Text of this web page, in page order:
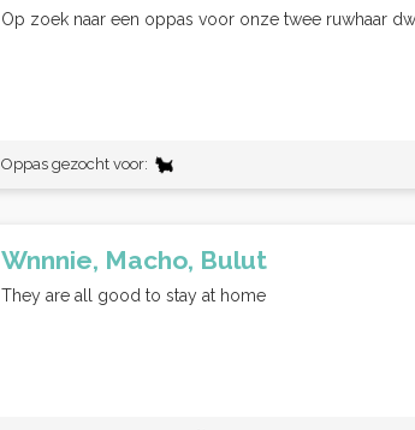
Op zoek naar een oppas voor onze twee ruwhaar
Oppas gezocht voor:
Wnnnie, Macho, Bulut
They are all good to stay at home